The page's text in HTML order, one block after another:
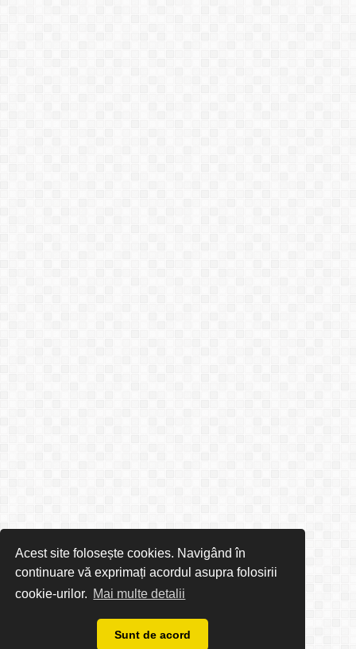
Acest site folosește cookies. Navigând în
continuare vă exprimați acordul asupra folosirii
cookie-urilor. Mai multe detalii
Sunt de acord